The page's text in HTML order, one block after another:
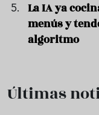
La IA ya
menús y
algoritmo
Últimas